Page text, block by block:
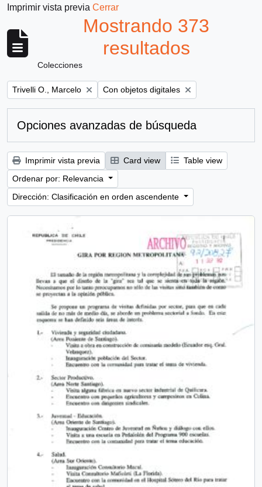
Imprimir vista previa Cerrar
Mostrando 373
resultados
Colecciones
Remove filter:
Trivelli O., Marcelo Remove filter:
Con objetos digitales
Opciones avanzadas de búsqueda
Imprimir vista previa Card view
Table view
Ordenar por: Relevancia
Dirección: Clasificación en orden ascendente